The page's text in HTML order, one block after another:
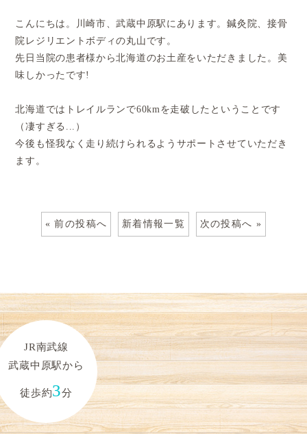
こんにちは。川崎市、武蔵中原駅にあります。鍼灸院、接骨
院レジリエントボディの丸山です。
先日当院の患者様から北海道のお土産をいただきました。美
味しかったです!
北海道ではトレイルランで60kmを走破したということです
（凄すぎる...）
今後も怪我なく走り続けられるようサポートさせていただき
ます。
« 前の投稿へ 新着情報一覧 次の投稿へ »
JR南武線
武蔵中原駅から
徒歩約3分